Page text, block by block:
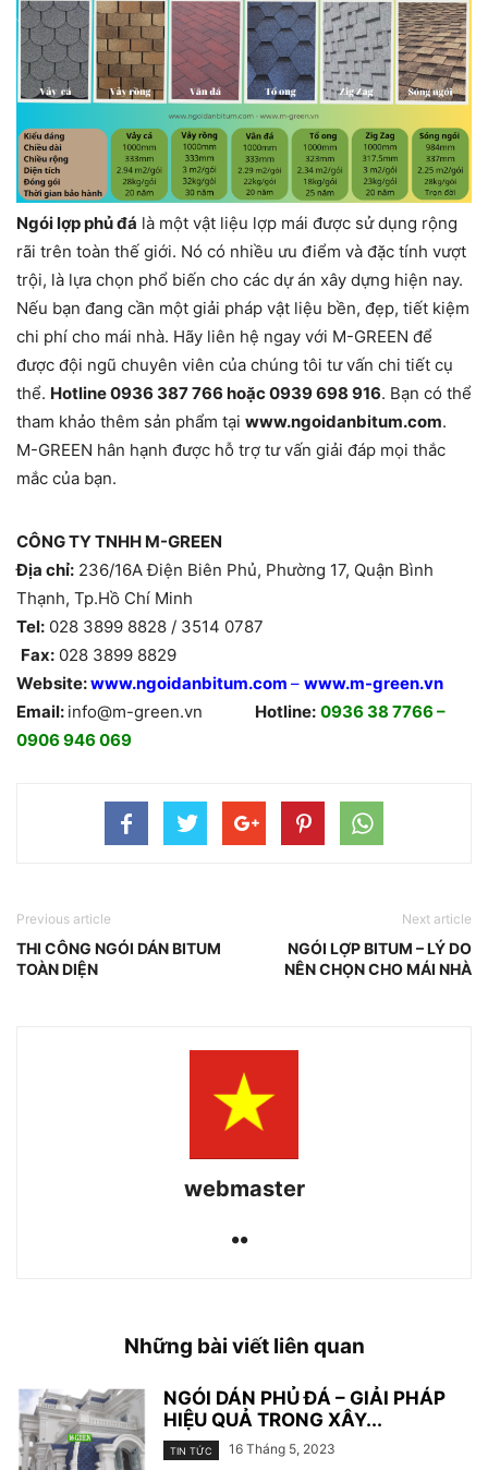
Ngói lợp phủ đá là một vật liệu lợp mái được sử dụng rộng
rãi trên toàn thế giới. Nó có nhiều ưu điểm và đặc tính vượt
trội, là lựa chọn phổ biến cho các dự án xây dựng hiện nay.
Nếu bạn đang cần một giải pháp vật liệu bền, đẹp, tiết kiệm
chi phí cho mái nhà. Hãy liên hệ ngay với M-GREEN để
được đội ngũ chuyên viên của chúng tôi tư vấn chi tiết cụ
thể. Hotline 0936 387 766 hoặc 0939 698 916. Bạn có thể
tham khảo thêm sản phẩm tại www.ngoidanbitum.com.
M-GREEN hân hạnh được hỗ trợ tư vấn giải đáp mọi thắc
mắc của bạn.
CÔNG TY TNHH M-GREEN
Địa chỉ: 236/16A Điện Biên Phủ, Phường 17, Quận Bình
Thạnh, Tp.Hồ Chí Minh
Tel: 028 3899 8828 / 3514 0787
Fax: 028 3899 8829
Website:www.ngoidanbitum.com – www.m-green.vn
Email: info@m-green.vn Hotline: 0936 38 7766 –
0906 946 069
Previous article
THI CÔNG NGÓI DÁN BITUM
TOÀN DIỆN
Next article
NGÓI LỢP BITUM – LÝ DO
NÊN CHỌN CHO MÁI NHÀ
webmaster
Những bài viết liên quan
NGÓI DÁN PHỦ ĐÁ – GIẢI PHÁP
HIỆU QUẢ TRONG XÂY...
TIN TỨC 16 Tháng 5, 2023